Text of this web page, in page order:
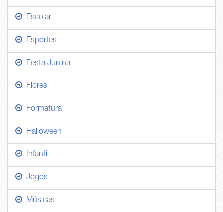
Escolar
Esportes
Festa Junina
Flores
Formatura
Halloween
Infantil
Jogos
Músicas